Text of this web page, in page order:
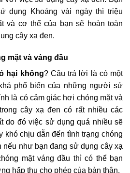
dụng Khoảng vài ngày thì triệu
và cơ thể của bạn sẽ hoàn toàn
cây xạ đen.
mặt và váng đầu
hại không? Câu trả lời là có một
phổ biến của những người sử
là có cảm giác hơi chóng mặt và
cây xạ đen có rất nhiều các
do đó việc sử dụng quá nhiều sẽ
khó chịu dẫn đến tình trạng chóng
nếu như bạn đang sử dụng cây xạ
mặt váng đầu thì có thể bạn
hấp thụ cho phép của bản thân.